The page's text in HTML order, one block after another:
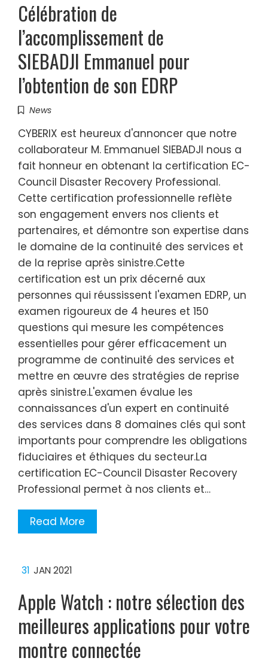
Célébration de
l’accomplissement de
SIEBADJI Emmanuel pour
l’obtention de son EDRP
News
CYBERIX est heureux d'annoncer que notre
collaborateur M. Emmanuel SIEBADJI nous a
fait honneur en obtenant la certification EC-
Council Disaster Recovery Professional.
Cette certification professionnelle reflète
son engagement envers nos clients et
partenaires, et démontre son expertise dans
le domaine de la continuité des services et
de la reprise après sinistre.Cette
certification est un prix décerné aux
personnes qui réussissent l'examen EDRP, un
examen rigoureux de 4 heures et 150
questions qui mesure les compétences
essentielles pour gérer efficacement un
programme de continuité des services et
mettre en œuvre des stratégies de reprise
après sinistre.L'examen évalue les
connaissances d'un expert en continuité
des services dans 8 domaines clés qui sont
importants pour comprendre les obligations
fiduciaires et éthiques du secteur.La
certification EC-Council Disaster Recovery
Professional permet à nos clients et…
Read More
31 JAN 2021
Apple Watch : notre sélection des
meilleures applications pour votre
montre connectée